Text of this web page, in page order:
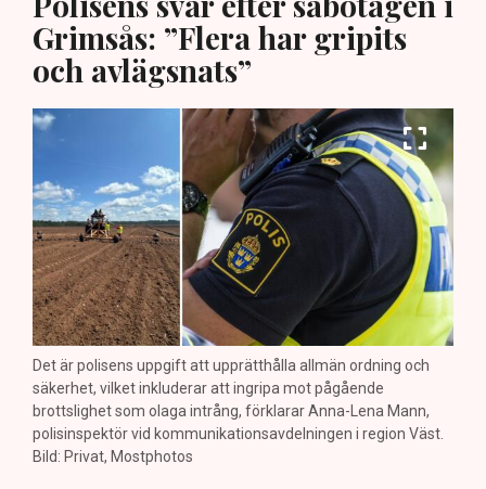
Grimsås: ”Flera har gripits
och avlägsnats”
Det är polisens uppgift att upprätthålla allmän ordning och
säkerhet, vilket inkluderar att ingripa mot pågående
brottslighet som olaga intrång, förklarar Anna-Lena Mann,
polisinspektör vid kommunikationsavdelningen i region Väst.
Bild: Privat, Mostphotos